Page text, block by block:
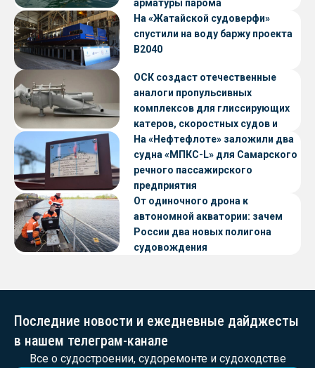
арматуры парома
«Петропавловск» проекта CNF22
На «Жатайской судоверфи»
спустили на воду баржу проекта
В2040
ОСК создаст отечественные
аналоги пропульсивных
комплексов для глиссирующих
катеров, скоростных судов и
судов с малой осадкой
На «Нефтефлоте» заложили два
судна «МПКС-L» для Самарского
речного пассажирского
предприятия
От одиночного дрона к
автономной акватории: зачем
России два новых полигона
судовождения
Последние новости и ежедневные дайджесты
в нашем телеграм-канале
Все о судостроении, судоремонте и судоходстве